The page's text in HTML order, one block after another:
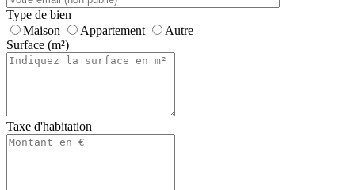
Type de bien
Maison
Appartement
Autre
Surface (m²)
Taxe d'habitation